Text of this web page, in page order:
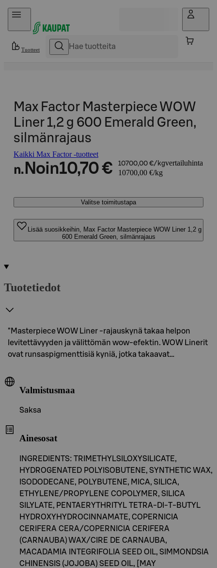
Hyppää sisältöön
Tuotteet
Max Factor Masterpiece WOW
Liner 1,2 g 600 Emerald Green,
silmänrajaus
Kaikki Max Factor -tuotteet
n. Noin10,70 € 10700,00 €/kgvertailuhinta
10700,00 €/kg
Valitse toimitustapa
Lisää suosikkeihin, Max Factor Masterpiece WOW Liner 1,2 g
600 Emerald Green, silmänrajaus
Tuotetiedot
"Masterpiece WOW Liner -rajauskynä takaa helpon
levitettävyyden ja välittömän wow-efektin. WOW Linerit
ovat runsaspigmenttisiä kyniä, jotka takaavat…
Valmistusmaa
Saksa
Ainesosat
INGREDIENTS: TRIMETHYLSILOXYSILICATE,
HYDROGENATED POLYISOBUTENE, SYNTHETIC WAX,
ISODODECANE, POLYBUTENE, MICA, SILICA,
ETHYLENE/PROPYLENE COPOLYMER, SILICA
SILYLATE, PENTAERYTHRITYL TETRA-DI-T-BUTYL
HYDROXYHYDROCINNAMATE, COPERNICIA
CERIFERA CERA/COPERNICIA CERIFERA
(CARNAUBA) WAX/CIRE DE CARNAUBA,
MACADAMIA INTEGRIFOLIA SEED OIL, SIMMONDSIA
CHINENSIS (JOJOBA) SEED OIL, [MAY